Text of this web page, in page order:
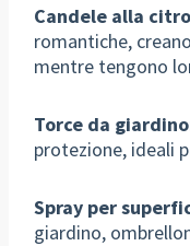
Candele alla
romantiche,
mentre tengono
Torce da giardino
protezione, ideali
Spray per
giardino,